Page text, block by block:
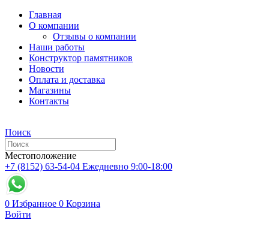
Главная
О компании
Отзывы о компании
Наши работы
Конструктор памятников
Новости
Оплата и доставка
Магазины
Контакты
Поиск
Местоположение
+7 (8152) 63-54-04 Ежедневно 9:00-18:00
0 Избранное 0 Корзина
Войти